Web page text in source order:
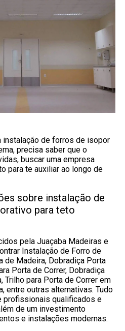
instalação de forros de isopor
precisa saber que o
buscar uma empresa
para te auxiliar ao longo de
sobre instalação de
para teto
pela Juaçaba Madeiras e
Instalação de Forro de
de Madeira, Dobradiça Porta
Porta de Correr, Dobradiça
Trilho para Porta de Correr em
entre outras alternativas. Tudo
profissionais qualificados e
de um investimento
e instalações modernas.